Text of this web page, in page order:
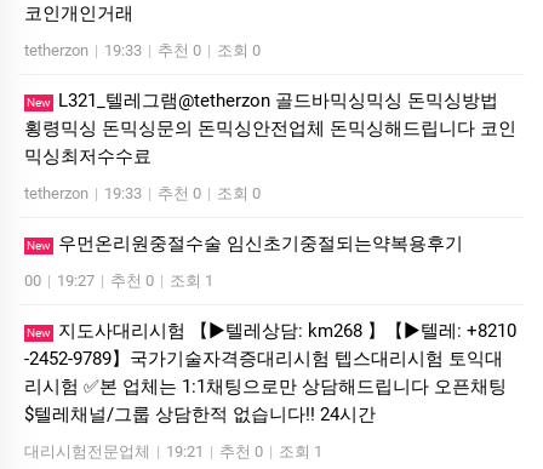
코인개인거래
tetherzon | 19:33 | 추천 0 | 조회 0
New
L321_텔레그램@tetherzon 골드바믹싱믹싱 돈믹싱방법
횡령믹싱 돈믹싱문의 돈믹싱안전업체 돈믹싱해드립니다 코인
믹싱최저수수료
tetherzon | 19:33 | 추천 0 | 조회 0
New 우먼온리원중절수술 임신초기중절되는약복용후기
00 | 19:27 | 추천 0 | 조회 1
New
지도사대리시험 【▶텔레상담: km268 】【▶텔레: +8210
-2452-9789】국가기술자격증대리시험 텝스대리시험 토익대
리시험 ✅본 업체는 1:1채팅으로만 상담해드립니다 오픈채팅
$텔레채널/그룹 상담한적 없습니다!! 24시간
대리시험전문업체 | 19:21 | 추천 0 | 조회 1